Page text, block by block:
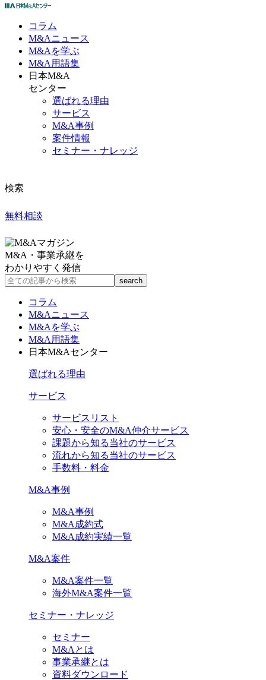
コラム
M&Aニュース
M&Aを学ぶ
M&A 用語集
日本M&A
センター
選ばれる理由
サービス
M&A事例
案件情報
セミナー・ナレッジ
検索
無料相談
M&A・事業承継を
わかりやすく発信
コラム
M&Aニュース
M&Aを学ぶ
M&A用語集
日本M&Aセンター
選ばれる理由
サービス
サービスリスト
安心・安全のM&A仲介サービス
課題から知る当社のサービス
流れから知る当社のサービス
手数料・料金
M&A事例
M&A事例
M&A成約式
M&A成約実績一覧
M&A案件
M&A案件一覧
海外M&A案件一覧
セミナー・ナレッジ
セミナー
M&Aとは
事業承継とは
資料ダウンロード